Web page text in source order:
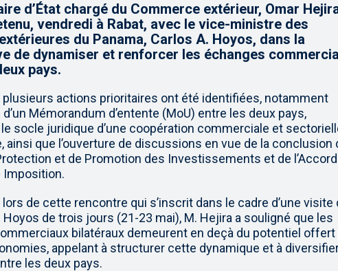
d’État chargé du Commerce extérieur, Omar
vendredi à Rabat, avec le vice-ministre des
du Panama, Carlos A. Hoyos, dans la
de dynamiser et renforcer les échanges
pays.
plusieurs actions prioritaires ont été identifiées, notamment
d’un Mémorandum d’entente (MoU) entre les deux pays,
socle juridique d’une coopération commerciale et
ainsi que l’ouverture de discussions en vue de la conclusion
et de Promotion des Investissements et de
Imposition.
lors de cette rencontre qui s’inscrit dans le cadre d’une visite
Hoyos de trois jours (21-23 mai), M. Hejira a souligné que les
bilatéraux demeurent en deçà du potentiel offert
appelant à structurer cette dynamique et à
les deux pays.